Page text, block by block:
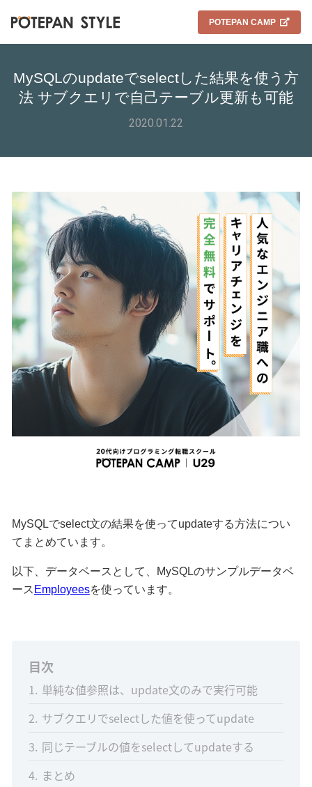
POTEPAN CAMP
MySQLのupdateでselectした結果を使う方
法 サブクエリで自己テーブル更新も可能
2020.01.22
MySQLでselect文の結果を使ってupdateする方法につい
てまとめています。
以下、データベースとして、MySQLのサンプルデータベ
ース Employeesを使っています。
目次
1 単純な値参照は、update文のみで実行可能
2 サブクエリでselectした値を使ってupdate
3 同じテーブルの値をselectしてupdateする
4 まとめ